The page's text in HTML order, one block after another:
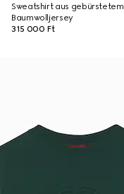
Sweatshirt aus gebürstetem
Baumwolljersey
315 000 Ft